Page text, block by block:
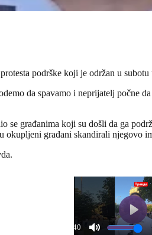
podrške koji je održan u
da spavamo i neprijatelj počne
se građanima koji su došli da ga
okupljeni građani skandirali njegovo
01:40 Play